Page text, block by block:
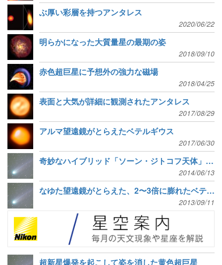
ぶ厚い彩層を持つアンタレス
2020/06/22
明らかになった大質量星の最期の姿
2018/09/10
赤色超巨星に予想外の強力な磁場
2018/04/25
表面と大気が詳細に観測されたアンタレス
2017/08/29
アルマ望遠鏡がとらえたベテルギウス
2017/06/30
奇妙なハイブリッド「ソーン・ジトコフ天体」の候補を初検出
2014/06/13
なゆた望遠鏡がとらえた、2〜3倍に膨れたベテルギウス
2013/09/11
超新星爆発を起こして姿を消した黄色超巨星